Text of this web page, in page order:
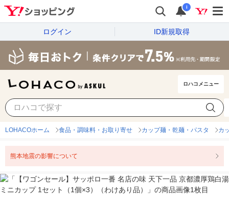
i
ログイン ID新規取得
ロハコメニュー
LOHACOホーム 食品・調味料・お取り寄せ カップ麺・乾麺・パスタ カ
熊本地震の影響について